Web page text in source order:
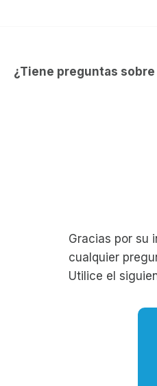
¿Tiene preguntas
Gracias por su
cualquier
Utilice el